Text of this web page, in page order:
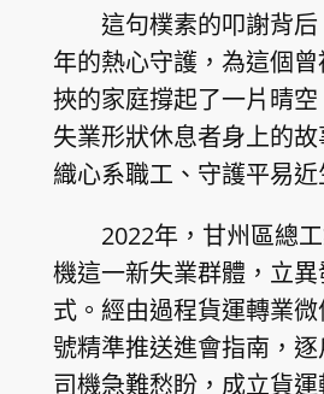
這句樸素的叩謝背
年的熱心守護，為這個
挾的家庭撐起了一片晴
失業形狀休息者身上的
織心系職工、守護平易近
2022年，甘州區總
機這一新失業群體，立
式。經由過程貨運轉業
號精準推送進會指南，
司機急難愁盼，成立貨